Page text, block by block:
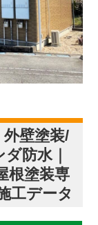
壁塗装/
防水｜
根塗装専
工データ